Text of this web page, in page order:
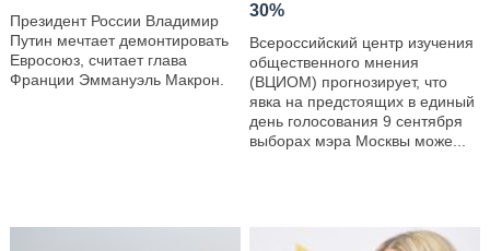
Президент России Владимир
Путин мечтает демонтировать
Евросоюз, считает глава
Франции Эммануэль Макрон.
30%
Всероссийский центр изучения
общественного мнения
(ВЦИОМ) прогнозирует, что
явка на предстоящих в единый
день голосования 9 сентября
выборах мэра Москвы може...